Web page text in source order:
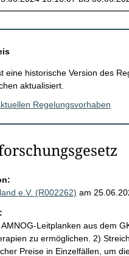
eine historische Version des
aktualisiert.
Regelungsvorhaben
e.V. (R002262) am
Leitplanken aus dem
zu ermöglichen. 2)
Preise in Einzelfällen, um